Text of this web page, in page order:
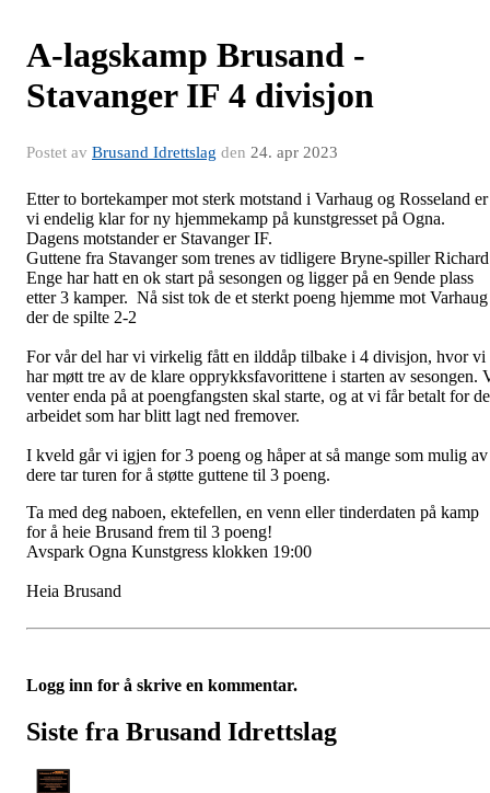
A-lagskamp Brusand -
Stavanger IF 4 divisjon
Postet av Brusand Idrettslag den 24. apr 2023
Etter to bortekamper mot sterk motstand i Varhaug og Rosseland er
vi endelig klar for ny hjemmekamp på kunstgresset på Ogna.
Dagens motstander er Stavanger IF.
Guttene fra Stavanger som trenes av tidligere Bryne-spiller Richard
Enge har hatt en ok start på sesongen og ligger på en 9ende plass
etter 3 kamper. Nå sist tok de et sterkt poeng hjemme mot Varhaug
der de spilte 2-2
For vår del har vi virkelig fått en ilddåp tilbake i 4 divisjon, hvor vi
har møtt tre av de klare opprykksfavorittene i starten av sesongen.
venter enda på at poengfangsten skal starte, og at vi får betalt for
arbeidet som har blitt lagt ned fremover.
I kveld går vi igjen for 3 poeng og håper at så mange som mulig av
dere tar turen for å støtte guttene til 3 poeng.
Ta med deg naboen, ektefellen, en venn eller tinderdaten på kamp
for å heie Brusand frem til 3 poeng!
Avspark Ogna Kunstgress klokken 19:00
Heia Brusand
Logg inn for å skrive en kommentar.
Siste fra Brusand Idrettslag